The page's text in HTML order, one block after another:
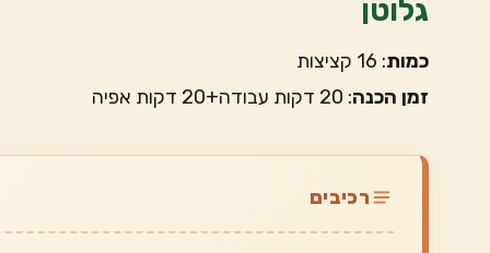
גלוטן
כמות: 16 קציצות
זמן הכנה: 20 דקות עבודה+20 דקות אפיה
רכיבים